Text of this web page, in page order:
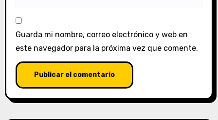
Guarda mi nombre, correo electrónico y web en
este navegador para la próxima vez que comente.